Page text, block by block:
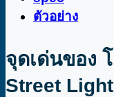
ตัวอย่าง
จุดเด่นของ
Street